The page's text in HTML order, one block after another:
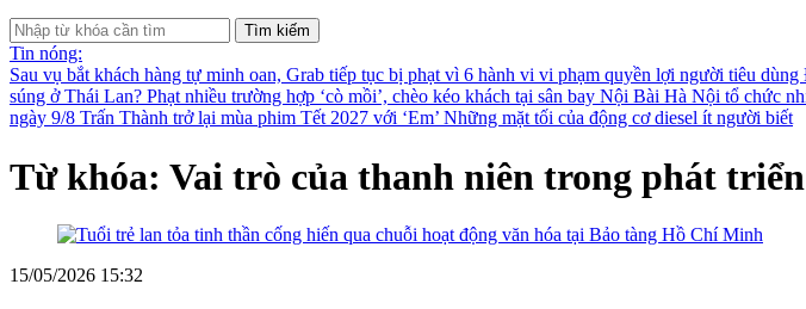
Tìm kiếm
Tin nóng:
Sau vụ bắt khách hàng tự minh oan, Grab tiếp tục bị phạt vì 6 hành vi vi phạm quyền lợi người tiêu dùng
súng ở Thái Lan? Phạt nhiều trường hợp ‘cò mồi’, chèo kéo khách tại sân bay Nội Bài Hà Nội tổ chức
ngày 9/8 Trấn Thành trở lại mùa phim Tết 2027 với ‘Em’ Những mặt tối của động cơ diesel ít người biết
Từ khóa: Vai trò của thanh niên trong phát
15/05/2026 15:32